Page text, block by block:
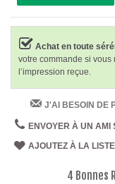
Achat en toute
votre commande si vous
l’impression reçue.
J'AI BESOIN DE
ENVOYER À UN AMI
AJOUTEZ À LA
4 Bonnes